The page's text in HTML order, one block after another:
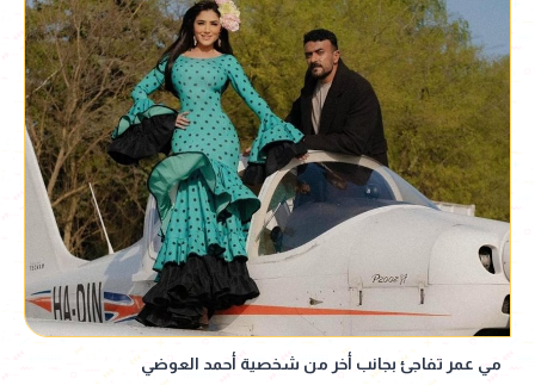
مي عمر تفاجئ بجانب أخر من شخصية أحمد العوضي